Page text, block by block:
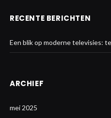
RECENTE BERICHTEN
Een blik op moderne televisies:
ARCHIEF
mei 2025